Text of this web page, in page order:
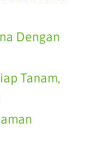
Dengan
Tanam,